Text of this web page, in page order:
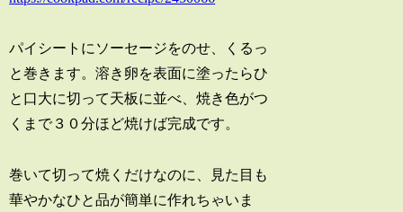
パイシートにソーセージをのせ、くるっ
と巻きます。溶き卵を表面に塗ったらひ
と口大に切って天板に並べ、焼き色がつ
くまで３０分ほど焼けば完成です。
巻いて切って焼くだけなのに、見た目も
華やかなひと品が簡単に作れちゃいま